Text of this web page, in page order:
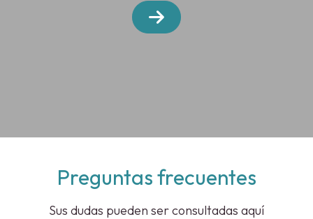
Preguntas frecuentes
Sus dudas pueden ser consultadas aquí